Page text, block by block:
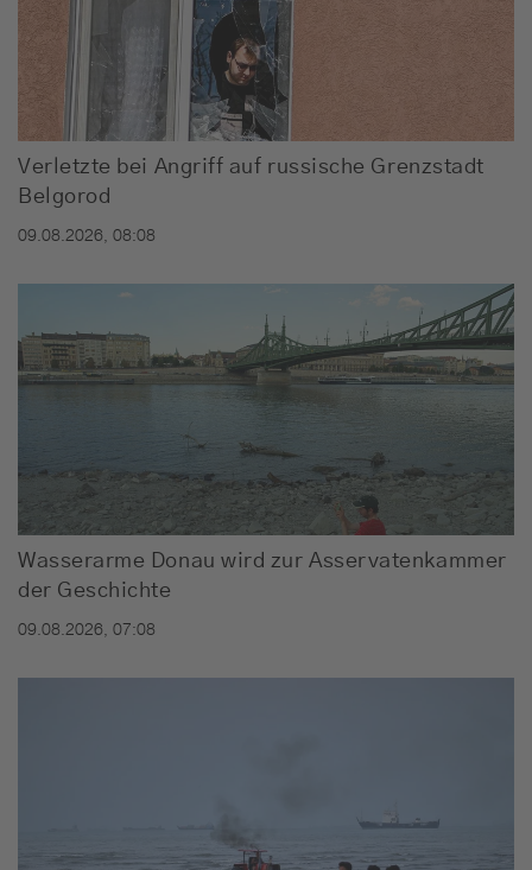
Verletzte bei Angriff auf russische Grenzstadt
Belgorod
09.08.2026, 08:08
Wasserarme Donau wird zur Asservatenkammer
der Geschichte
09.08.2026, 07:08